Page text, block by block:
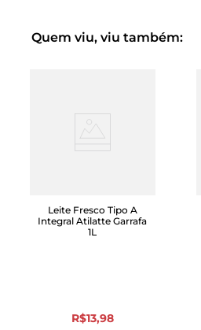
Sem glúten
Quem viu, viu também:
Leite Fresco Tipo A
Integral Atilatte Garrafa
1L
R$13,98